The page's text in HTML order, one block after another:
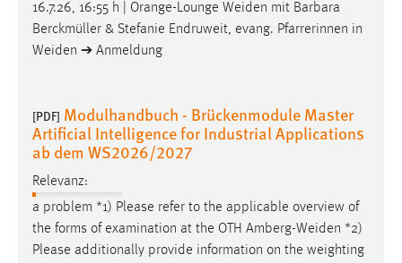
16.7.26, 16:55 h | Orange-Lounge Weiden mit Barbara
Berckmüller & Stefanie Endruweit, evang. Pfarrerinnen in
Weiden ➔ Anmeldung
[PDF] Modulhandbuch - Brückenmodule Master
Artificial Intelligence for Industrial Applications
ab dem WS2026/2027
Relevanz:
a problem *1) Please refer to the applicable overview of
the forms of examination at the OTH Amberg-Weiden *2)
Please additionally provide information on the weighting